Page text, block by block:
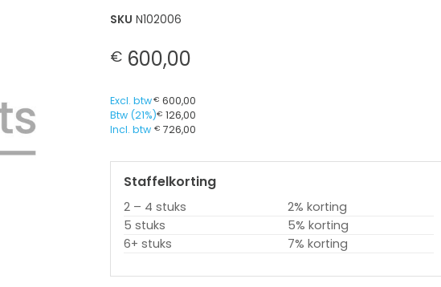
SKU N102006
€600,00
Excl. btw€ 600,00
Btw (21%)€ 126,00
Incl. btw € 726,00
Staffelkorting
2 – 4 stuks
2% korting
5 stuks
5% korting
6+ stuks
7% korting